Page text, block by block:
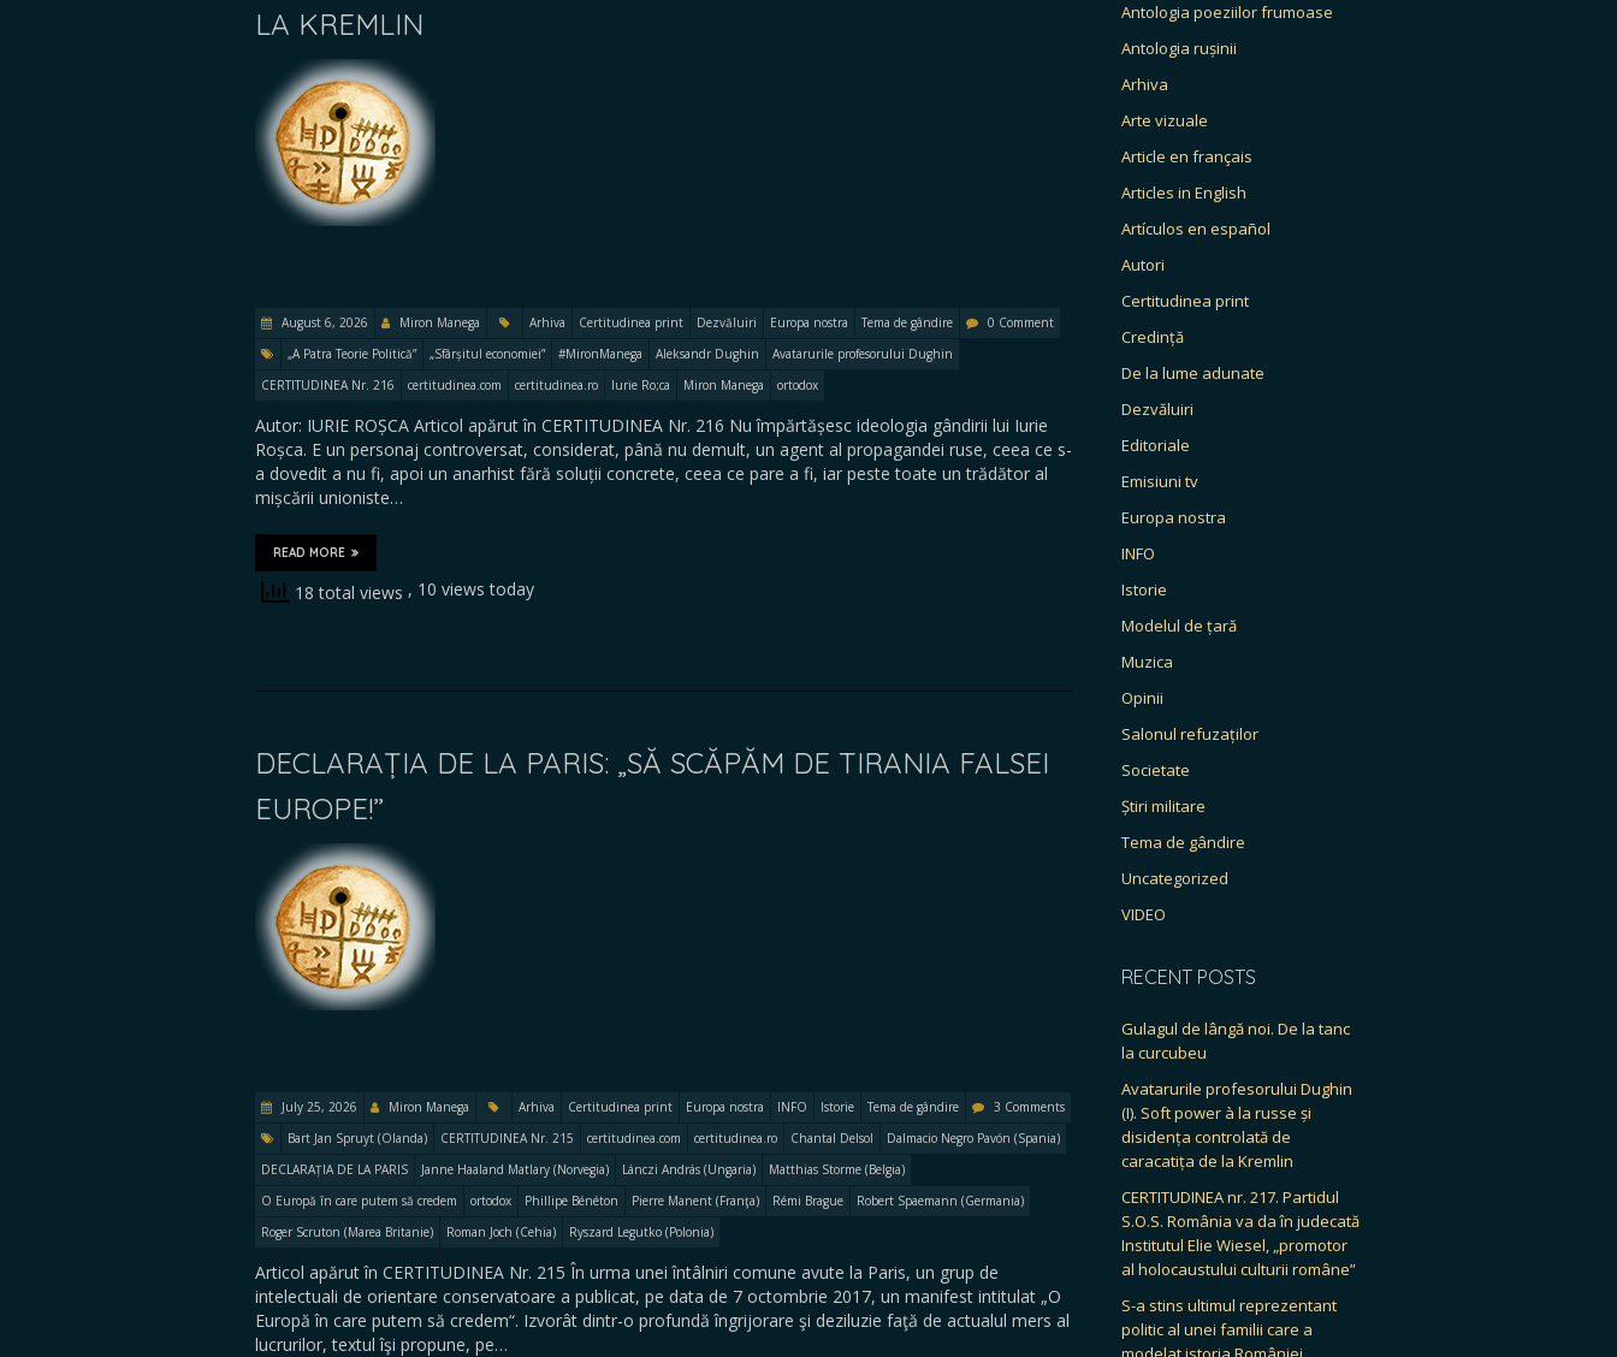
LA KREMLIN
August 6, 2026 Miron Manega Arhiva Certitudinea print Dezvăluiri Europa nostra Tema de gândire
0 Comment
„A Patra Teorie Politică”
„Sfârșitul economiei” #MironManega Aleksandr Dughin
Avatarurile profesorului Dughin
CERTITUDINEA Nr. 216
certitudinea.com certitudinea.ro Iurie Ro;ca Miron Manega ortodox
Autor: IURIE ROȘCA Articol apărut în CERTITUDINEA Nr. 216 Nu împărtășesc ideologia gândirii lui Iurie
Roșca. E un personaj controversat, considerat, până nu demult, un agent al propagandei ruse, ceea ce s-
a dovedit a nu fi, apoi un anarhist fără soluții concrete, ceea ce pare a fi, iar peste toate un trădător al
mișcării unioniste…
READ MORE
18 total views , 10 views today
DECLARAȚIA DE LA PARIS: „SĂ SCĂPĂM DE TIRANIA FALSEI
EUROPE!”
July 25, 2026 Miron Manega Arhiva Certitudinea print Europa nostra INFO Istorie Tema de gândire
3 Comments
Bart Jan Spruyt (Olanda)
CERTITUDINEA Nr. 215 certitudinea.com certitudinea.ro Chantal Delsol
Dalmacio Negro Pavón (Spania)
DECLARAȚIA DE LA PARIS
Janne Haaland Matlary (Norvegia) Lánczi András (Ungaria)
Matthias Storme (Belgia)
O Europă în care putem să credem
ortodox Phillipe Bénéton Pierre Manent (Franţa) Rémi Brague
Robert Spaemann (Germania)
Roger Scruton (Marea Britanie)
Roman Joch (Cehia) Ryszard Legutko (Polonia)
Articol apărut în CERTITUDINEA Nr. 215 În urma unei întâlniri comune avute la Paris, un grup de
intelectuali de orientare conservatoare a publicat, pe data de 7 octombrie 2017, un manifest intitulat „O
Europă în care putem să credem“. Izvorât dintr-o profundă îngrijorare şi deziluzie faţă de actualul mers al
lucrurilor, textul îşi propune, pe…
Antologia poeziilor frumoase
Antologia rușinii
Arhiva
Arte vizuale
Article en français
Articles in English
Artículos en español
Autori
Certitudinea print
Credință
De la lume adunate
Dezvăluiri
Editoriale
Emisiuni tv
Europa nostra
INFO
Istorie
Modelul de țară
Muzica
Opinii
Salonul refuzaților
Societate
Știri militare
Tema de gândire
Uncategorized
VIDEO
RECENT POSTS
Gulagul de lângă noi. De la tanc
la curcubeu
Avatarurile profesorului Dughin
(I). Soft power à la russe și
disidența controlată de
caracatița de la Kremlin
CERTITUDINEA nr. 217. Partidul
S.O.S. România va da în judecată
Institutul Elie Wiesel, „promotor
al holocaustului culturii române”
S-a stins ultimul reprezentant
politic al unei familii care a